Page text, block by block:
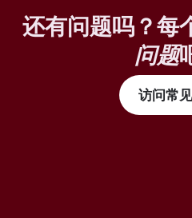
还有问题吗？每
问题
访问常